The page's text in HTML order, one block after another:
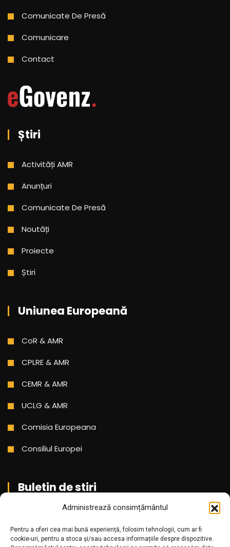
Administrează consimțământul
Pentru a oferi cea mai bună experiență, folosim tehnologii, cum ar fi
cookie-uri, pentru a stoca și/sau accesa informațiile despre dispozitive.
Comunicate De Presă
Comunicare
Contact
Știri
Activități AMR
Anunțuri
Comunicate De Presă
Noutăți
Proiecte
Știri
Uniunea Europeană
CoR & AMR
CPLRE & AMR
CEMR & AMR
UCLG & AMR
Comisia Europeana
Consiliul Europei
Buletin de stiri
Aboneaza-te pentru a primi cele mai noi stiri din partea
noastra!